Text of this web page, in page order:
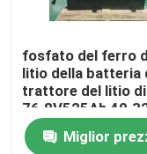
fosfato del ferro
litio della batteria
trattore del litio di
76.8V525Ah
Miglior